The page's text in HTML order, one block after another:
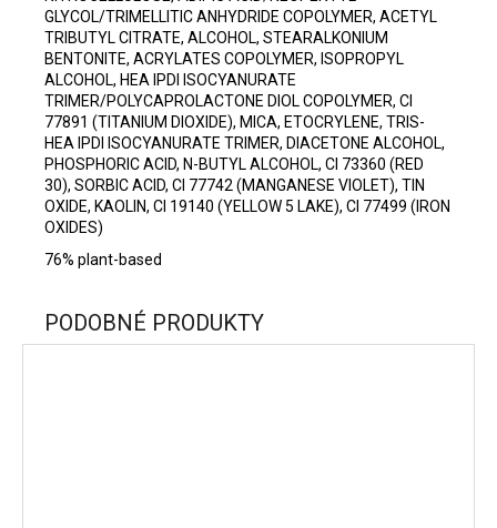
GLYCOL/TRIMELLITIC ANHYDRIDE COPOLYMER, ACETYL
TRIBUTYL CITRATE, ALCOHOL, STEARALKONIUM
BENTONITE, ACRYLATES COPOLYMER, ISOPROPYL
ALCOHOL, HEA IPDI ISOCYANURATE
TRIMER/POLYCAPROLACTONE DIOL COPOLYMER, CI
77891 (TITANIUM DIOXIDE), MICA, ETOCRYLENE, TRIS-
HEA IPDI ISOCYANURATE TRIMER, DIACETONE ALCOHOL,
PHOSPHORIC ACID, N-BUTYL ALCOHOL, CI 73360 (RED
30), SORBIC ACID, CI 77742 (MANGANESE VIOLET), TIN
OXIDE, KAOLIN, CI 19140 (YELLOW 5 LAKE), CI 77499 (IRON
OXIDES)
76% plant-based
PODOBNÉ PRODUKTY